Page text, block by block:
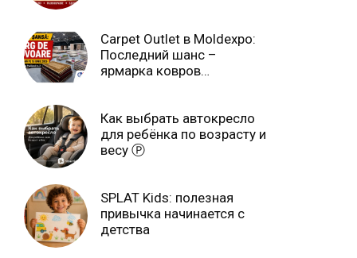
Carpet Outlet в Moldexpo:
Последний шанс –
ярмарка ковров
Как выбрать автокресло
для ребёнка по возрасту и
весу Ⓟ
SPLAT Kids: полезная
привычка начинается с
детства